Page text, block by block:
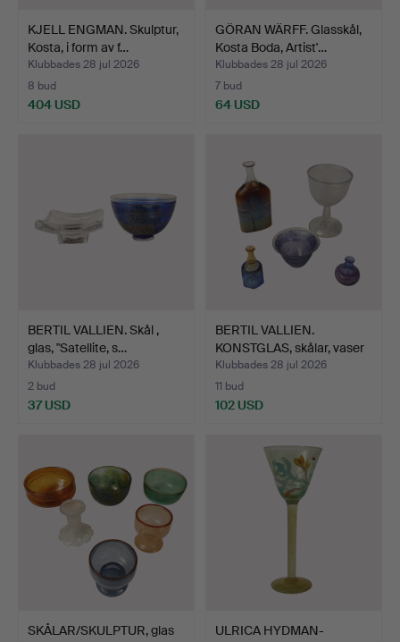
KJELL ENGMAN. Skulptur,
Kosta, i form av f…
Klubbades 28 jul 2026
8 bud
404 USD
GÖRAN WÄRFF. Glasskål,
Kosta Boda, Artist'…
Klubbades 28 jul 2026
7 bud
64 USD
BERTIL VALLIEN. Skål ,
glas, "Satellite, s…
Klubbades 28 jul 2026
2 bud
37 USD
BERTIL VALLIEN.
KONSTGLAS, skålar, vaser
m…
Klubbades 28 jul 2026
11 bud
102 USD
SKÅLAR/SKULPTUR, glas
ULRICA HYDMAN-